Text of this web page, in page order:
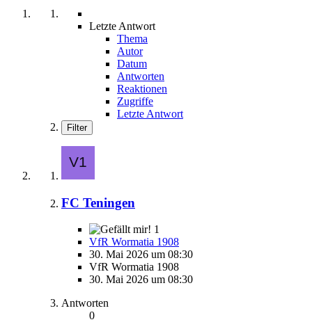
Letzte Antwort
Thema
Autor
Datum
Antworten
Reaktionen
Zugriffe
Letzte Antwort
Filter
FC Teningen
1
VfR Wormatia 1908
30. Mai 2026 um 08:30
VfR Wormatia 1908
30. Mai 2026 um 08:30
Antworten
0